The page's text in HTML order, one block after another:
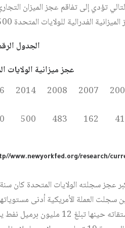
تؤدي إلى تفاقم عجز الميزان
المتحدة 500 مليار دولار أمريكي كما يبينه الجدول الرقم (1):
الجدول
عجز ميزانية الولايات
2007
2008
2014
162
483
500
www.newyorkfed.org/research/